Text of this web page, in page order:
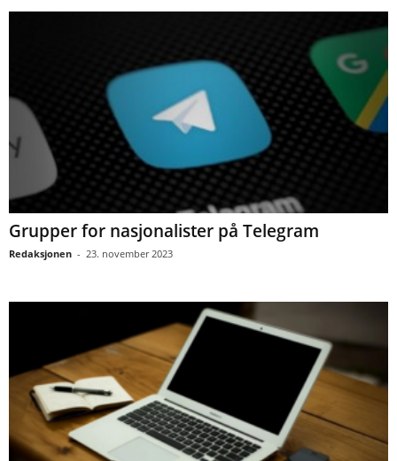
Grupper for nasjonalister på Telegram
Redaksjonen - 23. november 2023